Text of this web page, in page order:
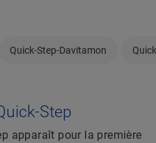
Quick-Step-Davitamon
Step
apparaît pour la première